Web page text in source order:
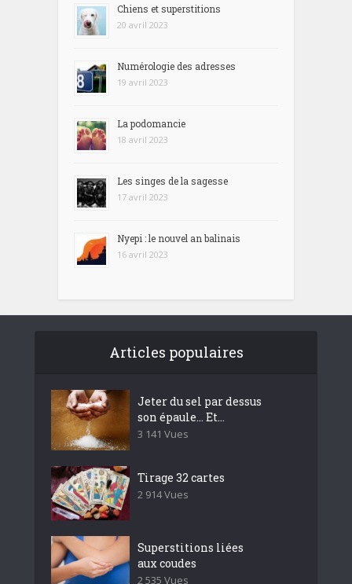
Chiens et superstitions
20 avril 2023
Numérologie des adresses
19 avril 2023
La podomancie
18 avril 2023
Les singes de la sagesse
17 avril 2023
Nyepi : le nouvel an balinais
16 avril 2023
Articles populaires
Jeter du sel par dessus
son épaule… Et...
3 141 Vues
Tirage 32 cartes
2 914 Vues
Superstitions liées
aux coudes
2 535 Vues